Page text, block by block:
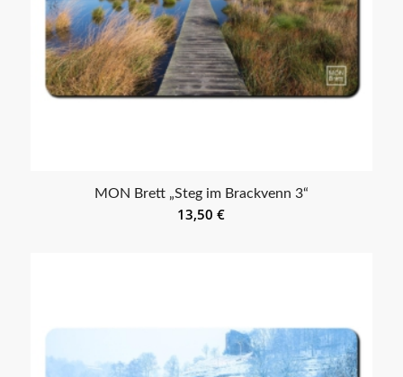
MON Brett „Steg im Brackvenn 3“
13,50€